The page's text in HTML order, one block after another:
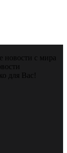
новости с мира
для Вас!